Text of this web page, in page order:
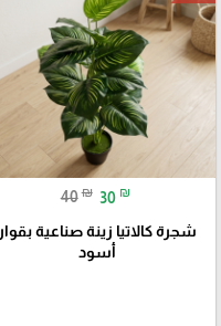
40 ₪ 30 ₪
شجرة كالاتيا زينة صناعية بقوار
أسود